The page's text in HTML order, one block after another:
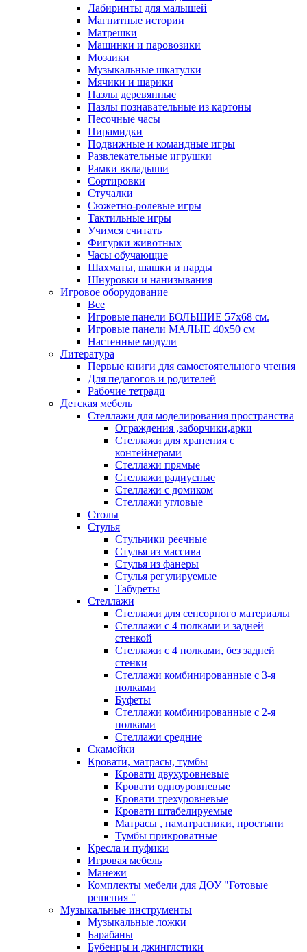
Лабиринты для малышей
Магнитные истории
Матрешки
Машинки и паровозики
Мозаики
Музыкальные шкатулки
Мячики и шарики
Пазлы деревянные
Пазлы познавательные из картоны
Песочные часы
Пирамидки
Подвижные и командные игры
Развлекательные игрушки
Рамки вкладыши
Сортировки
Стучалки
Сюжетно-ролевые игры
Тактильные игры
Учимся считать
Фигурки животных
Часы обучающие
Шахматы, шашки и нарды
Шнуровки и нанизывания
Игровое оборудование
Все
Игровые панели БОЛЬШИЕ 57х68 см.
Игровые панели МАЛЫЕ 40х50 см
Настенные модули
Литература
Первые книги для самостоятельного чтения
Для педагогов и родителей
Рабочие тетради
Детская мебель
Стеллажи для моделирования пространства
Ограждения ,заборчики,арки
Стеллажи для хранения с
контейнерами
Стеллажи прямые
Стеллажи радиусные
Стеллажи с домиком
Стеллажи угловые
Столы
Стулья
Стульчики реечные
Стулья из массива
Стулья из фанеры
Стулья регулируемые
Табуреты
Стеллажи
Стеллажи для сенсорного материалы
Стеллажи с 4 полками и задней
стенкой
Стеллажи с 4 полками, без задней
стенки
Стеллажи комбинированные с 3-я
полками
Буфеты
Стеллажи комбинированные с 2-я
полками
Стеллажи средние
Скамейки
Кровати, матрасы, тумбы
Кровати двухуровневые
Кровати одноуровневые
Кровати трехуровневые
Кровати штабелируемые
Матрасы , наматрасники, простыни
Тумбы прикроватные
Кресла и пуфики
Игровая мебель
Манежи
Комплекты мебели для ДОУ "Готовые
решения "
Музыкальные инструменты
Музыкальные ложки
Барабаны
Бубенцы и джинглстики